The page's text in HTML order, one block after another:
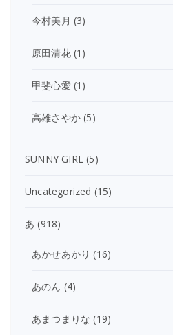
今村美月 (3)
原田清花(1)
甲斐心愛 (1)
高雄さやか (5)
SUNNY GIRL (5)
Uncategorized (15)
あ (918)
あかせあかり (16)
あのん (4)
あまつまりな (19)